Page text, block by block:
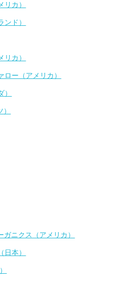
リカ）
ド）
カ）
ロー（アメリカ）
ニクス（アメリカ）
日本）